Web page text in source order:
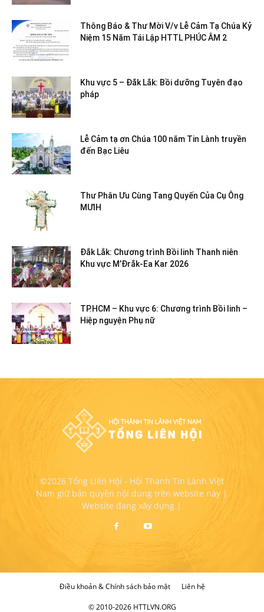
Thông Báo & Thư Mời V/v Lễ Cảm Tạ Chúa Kỷ
Niệm 15 Năm Tái Lập HTTL PHÚC ÂM 2
Khu vực 5 – Đắk Lắk: Bồi dưỡng Tuyên đạo
pháp
Lễ Cảm tạ ơn Chúa 100 năm Tin Lành truyền
đến Bạc Liêu
Thư Phân Ưu Cùng Tang Quyến Của Cụ Ông
MƯIH
Đắk Lắk: Chương trình Bồi linh Thanh niên
Khu vực M’Đrắk-Ea Kar 2026
TP.HCM – Khu vực 6: Chương trình Bồi linh –
Hiệp nguyện Phụ nữ
©2026 Tổng Liên Hội - Hội Thánh Tin Lành Việt
Nam giữ bản quyền nội dung trên website này |
Website đang xây dựng |
Điều khoản & Chính sách bảo mật Liên hệ
© 2010-2026 HTTLVN.ORG